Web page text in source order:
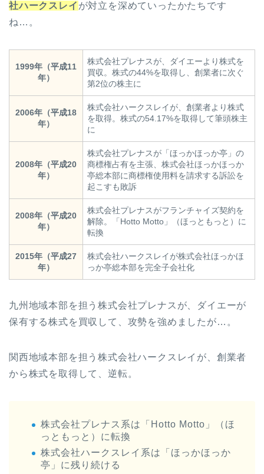
社ハークスレイ が対立を深めていったかたちです
ね…。
1999年（平成11
年）
株式会社プレナスが、ダイエーより株式を
買収。株式の44%を取得し、創業者に次ぐ
第2位の株主に
2006年（平成18
年）
株式会社ハークスレイが、創業者より株式
を取得。株式の54.17%を取得して筆頭株主
に
2008年（平成20
年）
株式会社プレナスが「ほっかほっか亭」の
商標権占有を主張、株式会社ほっかほっか
亭総本部に商標権使用料を請求する訴訟を
起こすも敗訴
2008年（平成20
年）
株式会社プレナスがフランチャイズ契約を
解除。「Hotto Motto」（ほっともっと）に
転換
2015年（平成27
年）
株式会社ハークスレイが株式会社ほっかほ
っか亭総本部を完全子会社化
九州地域本部を担う株式会社プレナスが、ダイエーが
保有する株式を買収して、攻勢を強めましたが…。
関西地域本部を担う株式会社ハークスレイが、創業者
から株式を取得して、逆転。
株式会社プレナス系は「Hotto Motto」（ほ
っともっと）に転換
株式会社ハークスレイ系は「ほっかほっか
亭」に残り続ける